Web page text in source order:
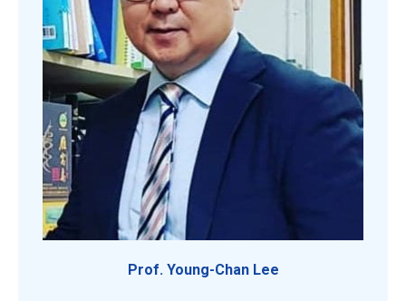
Prof. Young-Chan Lee